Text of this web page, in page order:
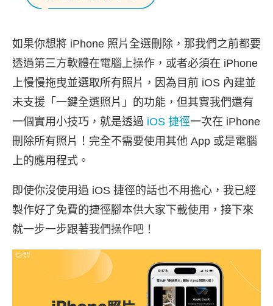
如果你想將 iPhone 照片全選刪除，那我們之前都要
透過第三方軟體在電腦上操作，或者必須在 iPhone
上慢慢拖曳並選取所有照片，因為目前 iOS 內建並
未支援「一鍵全選照片」的功能，但其實我們還有
一個實用小技巧，就是透過 iOS 捷徑一次在 iPhone
刪除所有照片！完全不需要使用其他 App 或是電腦
上的應用程式。
即使你沒使用過 iOS 捷徑的話也不用擔心，我已經
製作好了免費的捷徑腳本供大家下載使用，接下來
就一步一步跟著我們操作吧！